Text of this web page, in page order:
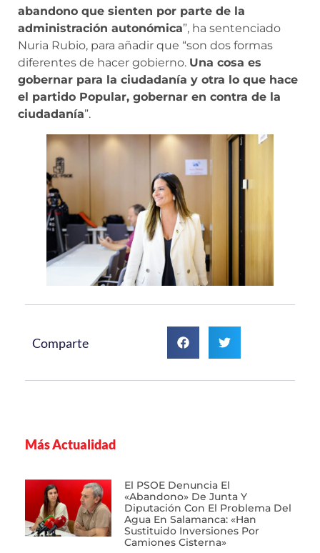
abandono que sienten por parte de la
administración autonómica”, ha sentenciado
Nuria Rubio, para añadir que “son dos formas
diferentes de hacer gobierno. Una cosa es
gobernar para la ciudadanía y otra lo que hace
el partido Popular, gobernar en contra de la
ciudadanía”.
Comparte
Más Actualidad
El PSOE Denuncia El
«abandono» De Junta Y
Diputación Con El Problema Del
Agua En Salamanca: «Han
Sustituido Inversiones Por
Camiones Cisterna»